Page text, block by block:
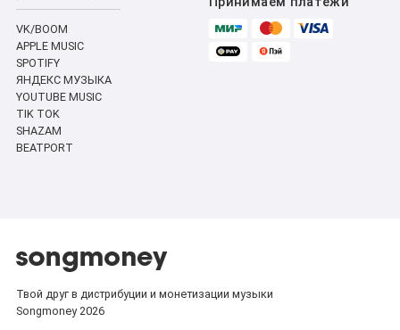
VK/BOOM
APPLE MUSIC
SPOTIFY
ЯНДЕКС МУЗЫКА
YOUTUBE MUSIC
TIK TOK
SHAZAM
BEATPORT
Твой друг в дистрибуции и монетизации музыки
Songmoney 2026